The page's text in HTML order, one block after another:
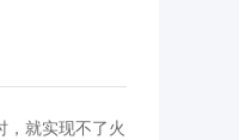
，就实现不了火